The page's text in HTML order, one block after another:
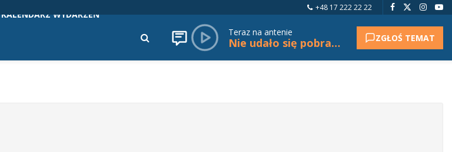
+48 17 222 22 22
KALENDARZ WYDARZEŃ
Teraz na antenie
Nie udało się pobrać tytułu. ZGŁOŚ TEMAT